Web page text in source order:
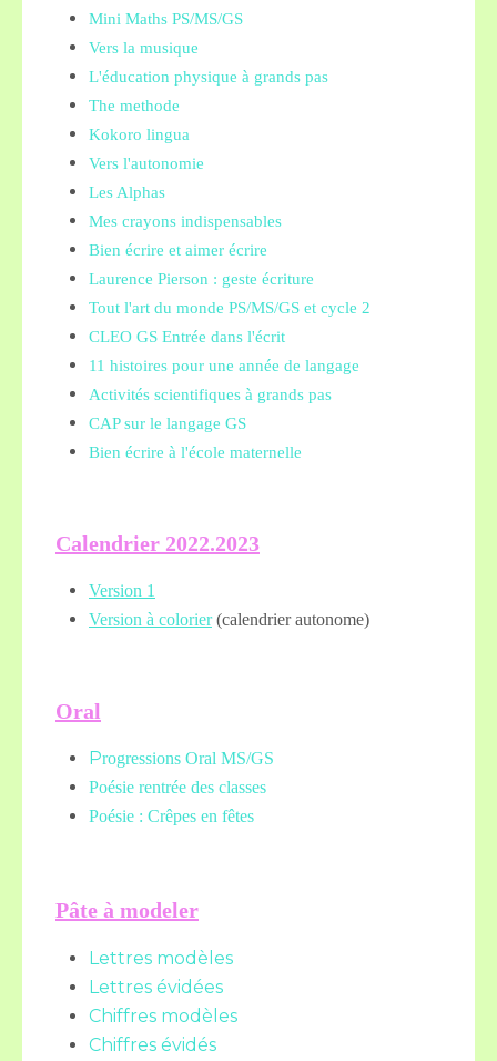
Mini Maths PS/MS/GS
Vers la musique
L'éducation physique à grands pas
The methode
Kokoro lingua
Vers l'autonomie
Les Alphas
Mes crayons indispensables
Bien écrire et aimer écrire
Laurence Pierson : geste écriture
Tout l'art du monde PS/MS/GS et cycle 2
CLEO GS Entrée dans l'écrit
11 histoires pour une année de langage
Activités scientifiques à grands pas
CAP sur le langage GS
Bien écrire à l'école maternelle
Calendrier 2022.2023
Version 1
Version à colorier(calendrier autonome)
Oral
Progressions Oral MS/GS
Poésie rentrée des classes
Poésie : Crêpes en fêtes
Pâte à modeler
Lettres modèles
Lettres évidées
Chiffres modèles
Chiffres évidés